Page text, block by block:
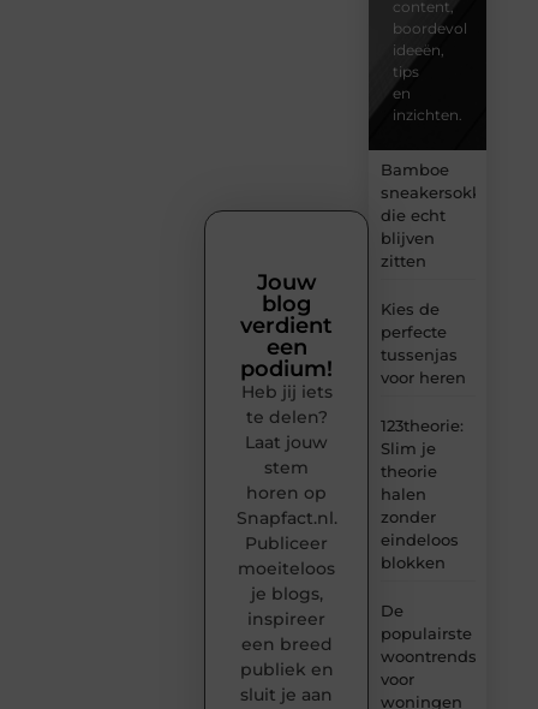
content,
boordevol
ideeën,
tips
en
inzichten.
Bamboe
sneakersokken
die echt
blijven
zitten
Kies de
perfecte
tussenjas
voor heren
123theorie:
Slim je
theorie
halen
zonder
eindeloos
blokken
De
populairste
woontrends
voor
woningen
Jouw
blog
verdient
een
podium!
Heb jij iets
te delen?
Laat jouw
stem
horen op
Snapfact.nl.
Publiceer
moeiteloos
je blogs,
inspireer
een breed
publiek en
sluit je aan